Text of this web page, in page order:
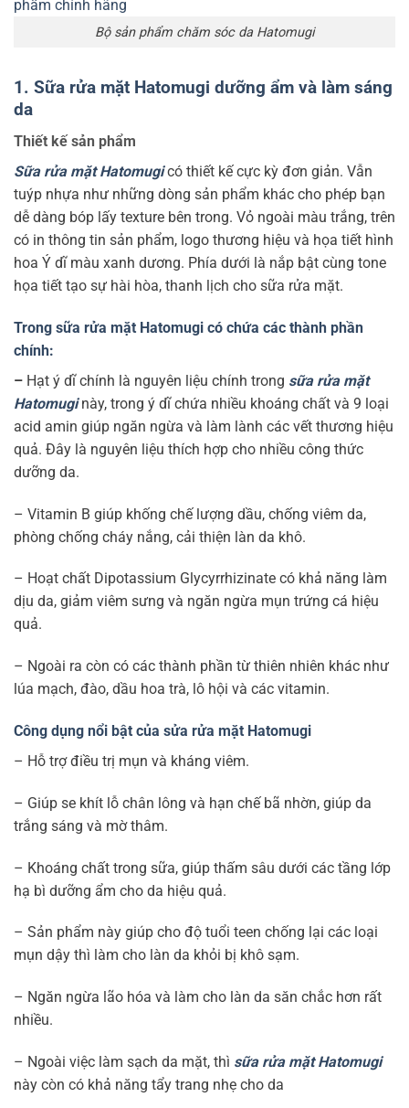
Bộ sản phẩm chăm sóc da Hatomugi
1. Sữa rửa mặt Hatomugi dưỡng ẩm và làm sáng
da
Thiết kế sản phẩm
Sữa rửa mặt Hatomugi có thiết kế cực kỳ đơn giản. Vẫn
tuýp nhựa như những dòng sản phẩm khác cho phép bạn
dễ dàng bóp lấy texture bên trong. Vỏ ngoài màu trắng, trên
có in thông tin sản phẩm, logo thương hiệu và họa tiết hình
hoa Ý dĩ màu xanh dương. Phía dưới là nắp bật cùng tone
họa tiết tạo sự hài hòa, thanh lịch cho sữa rửa mặt.
Trong sữa rửa mặt Hatomugi có chứa các thành phần
chính:
– Hạt ý dĩ chính là nguyên liệu chính trong sữa rửa mặt
Hatomuginày, trong ý dĩ chứa nhiều khoáng chất và 9 loại
acid amin giúp ngăn ngừa và làm lành các vết thương hiệu
quả. Đây là nguyên liệu thích hợp cho nhiều công thức
dưỡng da.
– Vitamin B giúp khống chế lượng dầu, chống viêm da,
phòng chống cháy nắng, cải thiện làn da khô.
– Hoạt chất Dipotassium Glycyrrhizinate có khả năng làm
dịu da, giảm viêm sưng và ngăn ngừa mụn trứng cá hiệu
quả.
– Ngoài ra còn có các thành phần từ thiên nhiên khác như
lúa mạch, đào, dầu hoa trà, lô hội và các vitamin.
Công dụng nổi bật của sửa rửa mặt Hatomugi
– Hỗ trợ điều trị mụn và kháng viêm.
– Giúp se khít lỗ chân lông và hạn chế bã nhờn, giúp da
trắng sáng và mờ thâm.
– Khoáng chất trong sữa, giúp thấm sâu dưới các tầng lớp
hạ bì dưỡng ẩm cho da hiệu quả.
– Sản phẩm này giúp cho độ tuổi teen chống lại các loại
mụn dậy thì làm cho làn da khỏi bị khô sạm.
– Ngăn ngừa lão hóa và làm cho làn da săn chắc hơn rất
nhiều.
– Ngoài việc làm sạch da mặt, thì sữa rửa mặt Hatomugi
này còn có khả năng tẩy trang nhẹ cho da